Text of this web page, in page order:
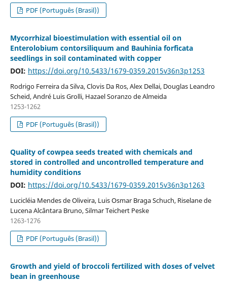
PDF (Português (Brasil))
Mycorrhizal bioestimulation with essential oil on
Enterolobium contorsiliquum and Bauhinia forficata
seedlings in soil contaminated with copper
DOI: https://doi.org/10.5433/1679-0359.2015v36n3p1253
Rodrigo Ferreira da Silva, Clovis Da Ros, Alex Dellai, Douglas Leandro
Scheid, André Luis Grolli, Hazael Soranzo de Almeida
1253-1262
PDF (Português (Brasil))
Quality of cowpea seeds treated with chemicals and
stored in controlled and uncontrolled temperature and
humidity conditions
DOI: https://doi.org/10.5433/1679-0359.2015v36n3p1263
Lucicléia Mendes de Oliveira, Luis Osmar Braga Schuch, Riselane de
Lucena Alcântara Bruno, Silmar Teichert Peske
1263-1276
PDF (Português (Brasil))
Growth and yield of broccoli fertilized with doses of velvet
bean in greenhouse